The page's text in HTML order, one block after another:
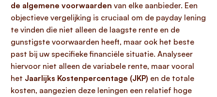
de algemene voorwaarden van elke aanbieder. Een
objectieve vergelijking is cruciaal om de payday lening
te vinden die niet alleen de laagste rente en de
gunstigste voorwaarden heeft, maar ook het beste
past bij uw specifieke financiële situatie. Analyseer
hiervoor niet alleen de variabele rente, maar vooral
het Jaarlijks Kostenpercentage (JKP) en de totale
kosten, aangezien deze leningen een relatief hoge